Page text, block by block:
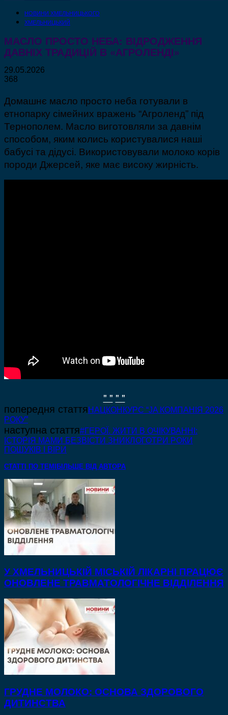
НОВИНИ ХМЕЛЬНИЦЬКОГО
ХМЕЛЬНИЦЬКИЙ
МАСЛО ПРОСТО НЕБА: ВІДРОДЖЕННЯ
ДАВНІХ ТРАДИЦІЙ В «АГРОЛЕНДІ»
29.05.2026
368
Домашнє масло просто неба готували в
етнопарку сімейних вражень “Агроленд” під
Тернополем. Масло виготовляли за давнім
способом, яким колись користувалися наші
бабусі та дідусі. Використовували молоко корів
породи Джерсей, яке має високу жирність.
" " " "
попередня статтяНАЦКОНКУРС “JA КОМПАНІЯ 2026
РОКУ”
наступна стаття#ГЕРОЇ. ЖИТИ В ОЧІКУВАННІ:
ІСТОРІЯ МАМИ БЕЗВІСТИ ЗНИКЛОГОТРИ РОКИ
ПОШУКІВ І ВІРИ
СТАТТІ ПО ТЕМІ БІЛЬШЕ ВІД АВТОРА
У ХМЕЛЬНИЦЬКІЙ МІСЬКІЙ ЛІКАРНІ ПРАЦЮЄ
ОНОВЛЕНЕ ТРАВМАТОЛОГІЧНЕ ВІДДІЛЕННЯ
ГРУДНЕ МОЛОКО: ОСНОВА ЗДОРОВОГО
ДИТИНСТВА